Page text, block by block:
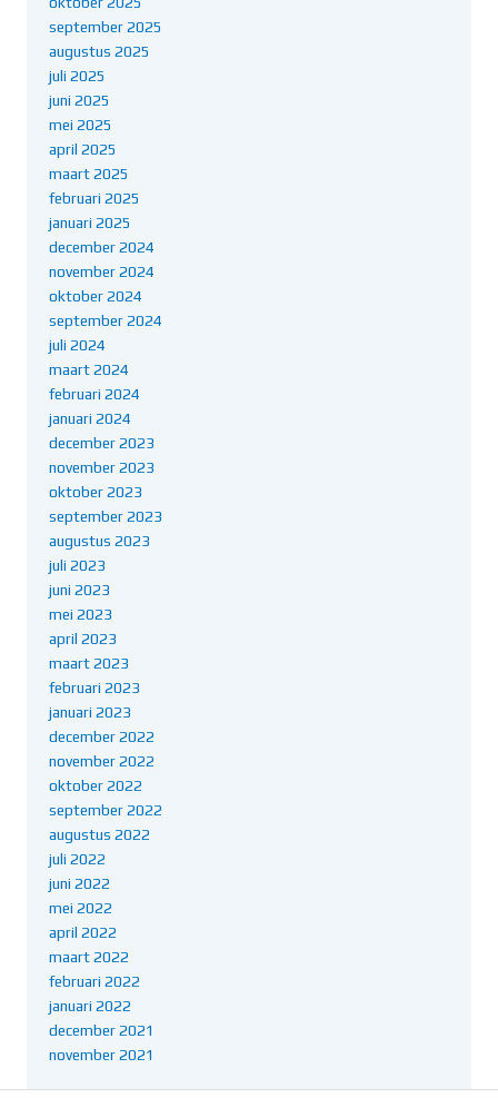
september 2025
augustus 2025
juli 2025
juni 2025
mei 2025
april 2025
maart 2025
februari 2025
januari 2025
december 2024
november 2024
oktober 2024
september 2024
juli 2024
maart 2024
februari 2024
januari 2024
december 2023
november 2023
oktober 2023
september 2023
augustus 2023
juli 2023
juni 2023
mei 2023
april 2023
maart 2023
februari 2023
januari 2023
december 2022
november 2022
oktober 2022
september 2022
augustus 2022
juli 2022
juni 2022
mei 2022
april 2022
maart 2022
februari 2022
januari 2022
december 2021
november 2021